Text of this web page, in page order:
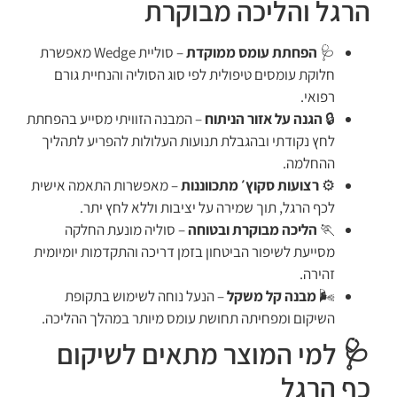
הרגל והליכה מבוקרת
🩺 הפחתת עומס ממוקדת
– סוליית Wedge מאפשרת
חלוקת עומסים טיפולית לפי סוג הסוליה והנחיית גורם
רפואי.
🔒 הגנה על אזור הניתוח– המבנה הזוויתי מסייע בהפחתת
לחץ נקודתי ובהגבלת תנועות העלולות להפריע לתהליך
ההחלמה.
⚙️רצועות סקוץ׳ מתכווננות– מאפשרות התאמה אישית
לכף הרגל, תוך שמירה על יציבות וללא לחץ יתר.
🏃 הליכה מבוקרת ובטוחה– סוליה מונעת החלקה
מסייעת לשיפור הביטחון בזמן דריכה והתקדמות יומיומית
זהירה.
🌬️מבנה קל משקל– הנעל נוחה לשימוש בתקופת
השיקום ומפחיתה תחושת עומס מיותר במהלך ההליכה.
🩺 למי המוצר מתאים לשיקום
כף הרגל